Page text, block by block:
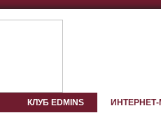
КЛУБ EDMINS